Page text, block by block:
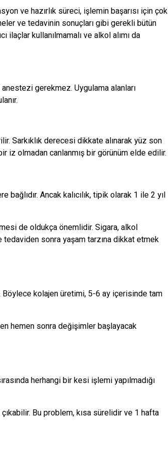
ve hazırlık süreci, işlemin başarısı için çok
ve tedavinin sonuçları gibi gerekli bütün
kullanılmamalı ve alkol alımı da
gerekmez. Uygulama alanları
Sarkıklık derecesi dikkate alınarak yüz son
iz olmadan canlanmış bir görünüm elde edilir.
Ancak kalıcılık, tipik olarak 1 ile 2 yıl
de oldukça önemlidir. Sigara, alkol
sonra yaşam tarzına dikkat etmek
kolajen üretimi, 5-6 ay içerisinde tam
hemen sonra değişimler başlayacak
herhangi bir kesi işlemi yapılmadığı
Bu problem, kısa sürelidir ve 1 hafta